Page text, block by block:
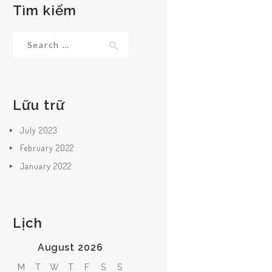
Tìm kiếm
Lữu trữ
July 2023
February 2022
January 2022
Lịch
August 2026
M T W T F S S